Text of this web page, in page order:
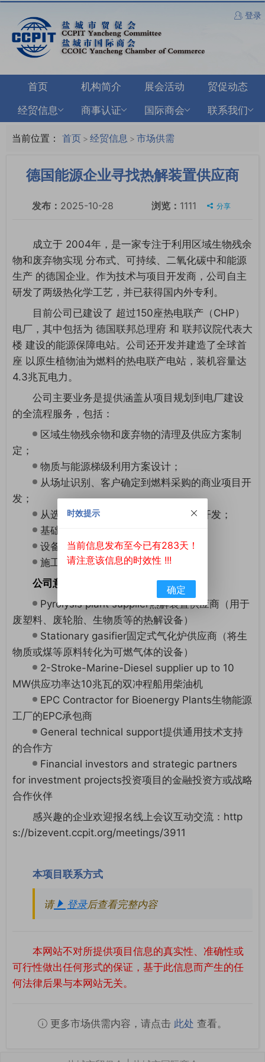
登录
首页 机构简介 展会活动
贸促动态
经贸信息
商事认证 国际商会 联系我们
当前位置： 首页 > 经贸信息 > 市场供需
德国能源企业寻找热解装置供应商
发布： 2025-10-28 浏览： 1111 分享
成立于 2004年，是一家专注于利用区域生物残余
物和废弃物实现 分布式、可持续、二氧化碳中和能源
生产 的德国企业。作为技术与项目开发商，公司自主
研发了两级热化学工艺，并已获得国内外专利。
目前公司已建设了 超过150座热电联产（CHP）
电厂，其中包括为 德国联邦总理府 和 联邦议院代表大
楼 建设的能源保障电站。公司还开发并建造了全球首
座 以原生植物油为燃料的热电联产电站，装机容量达
4.3兆瓦电力。
公司主要业务是提供涵盖从项目规划到电厂建设
的全流程服务，包括：
区域生物残余物和废弃物的清理及供应方案制
定；
物质与能源梯级利用方案设计；
从场址识别、客户确定到燃料采购的商业项目开
发；
从选址到交钥匙电厂建设的技术项目开发；
基础、细节及施工工程设计；
设备采购管理；
施工管理与协调服务
公司意向寻找：
Pyrolysis plant supplier热解装置供应商（用于
废塑料、废轮胎、生物质等的热解设备）
Stationary gasifier固定式气化炉供应商（将生
物质或煤等原料转化为可燃气体的设备）
2-Stroke-Marine-Diesel supplier up to 10
MW供应功率达10兆瓦的双冲程船用柴油机
EPC Contractor for Bioenergy Plants生物能源
工厂的EPC承包商
General technical support提供通用技术支持
的合作方
Financial investors and strategic partners
for investment projects投资项目的金融投资方或战略
合作伙伴
感兴趣的企业欢迎报名线上会议互动交流：http
s://bizevent.ccpit.org/meetings/3911
本项目联系方式
请 登录后查看完整内容
本网站不对所提供项目信息的真实性、准确性或
可行性做出任何形式的保证，基于此信息而产生的任
何法律后果与本网站无关。
更多市场供需内容，请点击 此处 查看。
时效提示
当前信息发布至今已有283天！
请注意该信息的时效性 !!!
确定